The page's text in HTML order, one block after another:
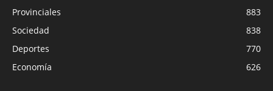
Provinciales
883
Sociedad
838
Deportes
770
Economía
626